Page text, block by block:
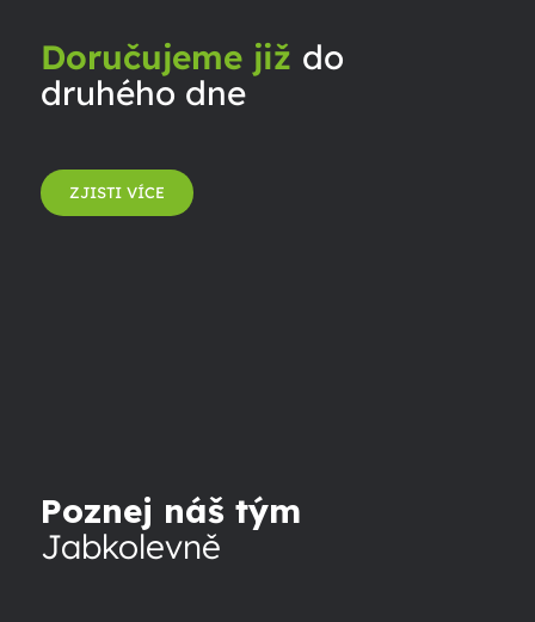
Doručujeme již do
druhého dne
ZJISTI VÍCE
Poznej náš tým
Jabkolevně